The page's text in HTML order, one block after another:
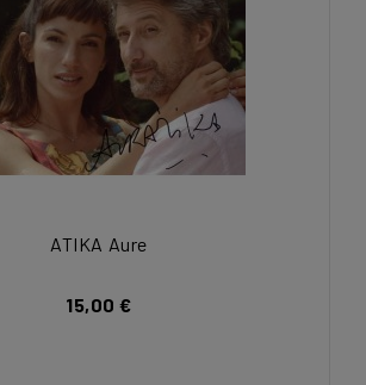
ATIKA Aure
15,00 €